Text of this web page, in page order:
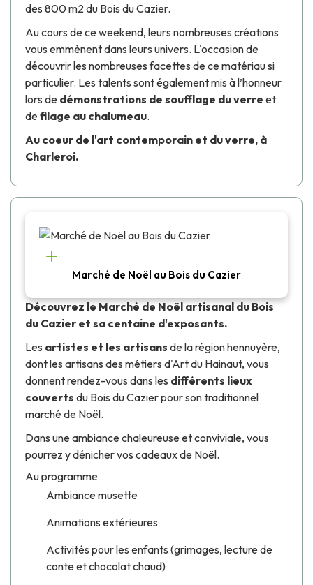
des 800 m2 du Bois du Cazier.
Au cours de ce weekend, leurs nombreuses créations
vous emmènent dans leurs univers. L'occasion de
découvrir les nombreuses facettes de ce matériau si
particulier. Les talents sont également mis à l’honneur
lors de démonstrations de soufflage du verre et
defilage au chalumeau.
Au coeur de l'art contemporain et du verre, à
Charleroi.
Marché de Noël au Bois du Cazier
Découvrez le Marché de Noël artisanal du Bois
du Cazier et sa centaine d'exposants.
Les artistes et les artisans de la région hennuyère,
dont les artisans des métiers d'Art du Hainaut, vous
donnent rendez-vous dans les différents lieux
couverts du Bois du Cazier pour son traditionnel
marché de Noël.
Dans une ambiance chaleureuse et conviviale, vous
pourrez y dénicher vos cadeaux de Noël.
Au programme
Ambiance musette
Animations extérieures
Activités pour les enfants (grimages, lecture de
conte et chocolat chaud)